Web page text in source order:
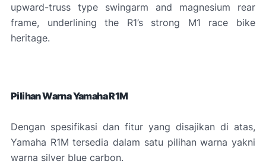
upward-truss type swingarm and magnesium rear
frame, underlining the R1’s strong M1 race bike
heritage.
Pilihan Warna Yamaha R1M
Dengan spesifikasi dan fitur yang disajikan di atas,
Yamaha R1M tersedia dalam satu pilihan warna yakni
warna silver blue carbon.